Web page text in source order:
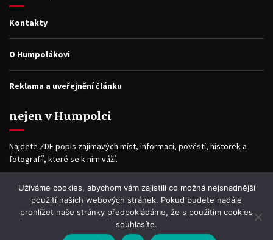
Kontakty
O Humpolákovi
Reklama a uveřejnění článku
nejen v Humpolci
Najdete ZDE popis zajímavých míst, informací, pověstí, historek a
fotografíí, které se k nim váží.
Facebook
Užíváme cookies, abychom vám zajistili co možná nejsnadnější
použití našich webových stránek. Pokud budete nadále
prohlížet naše stránky předpokládáme, že s použitím cookies
souhlasíte.